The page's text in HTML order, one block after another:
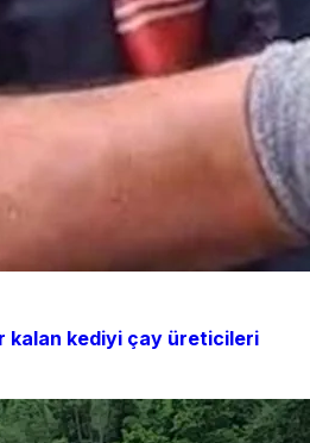
kalan kediyi çay üreticileri